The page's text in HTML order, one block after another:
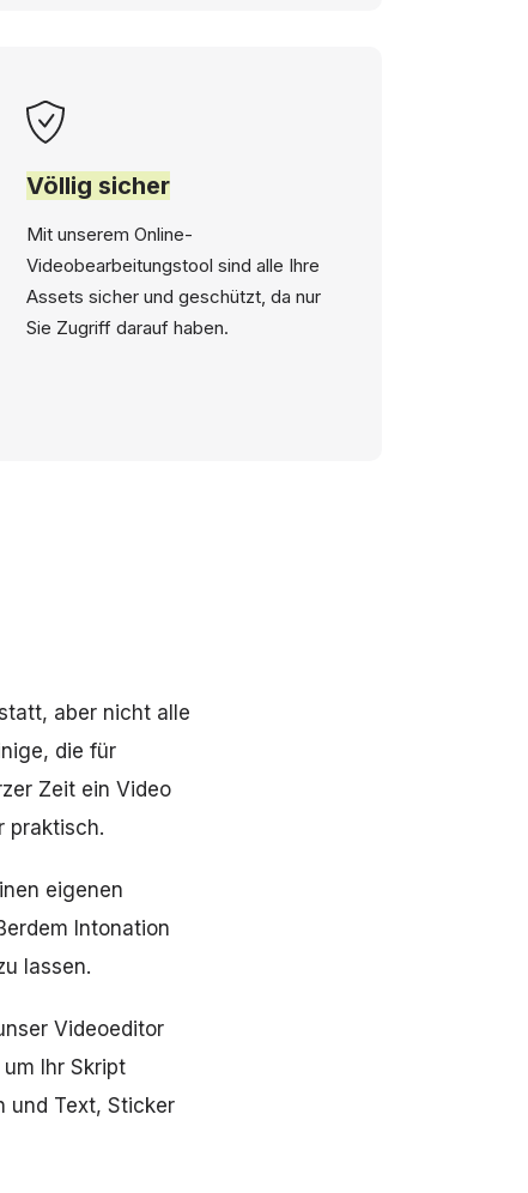
Völlig sicher
Mit unserem Online-
Videobearbeitungstool sind alle Ihre
Assets sicher und geschützt, da nur
Sie Zugriff darauf haben.
aber nicht alle
die für
Zeit ein Video
praktisch.
eigenen
Intonation
lassen.
Videoeditor
Ihr Skript
und Text, Sticker